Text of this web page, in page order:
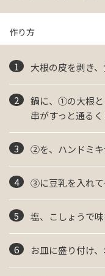
作り方
大根の皮を剥き
鍋に、①の大根と
串がすっと通る
②を、ハンドミキ
③に豆乳を入れて
塩、こしょうで味
お皿に盛り付け